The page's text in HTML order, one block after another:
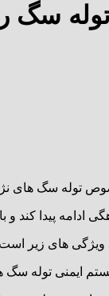
سگ
که وزن بالغ آنها زیر 4
ویژگی های زیر